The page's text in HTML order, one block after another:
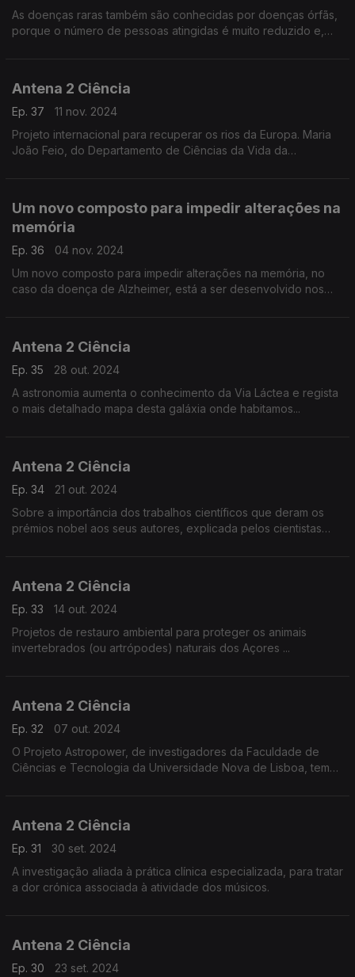
As doenças raras também são conhecidas por doenças órfãs,
porque o número de pessoas atingidas é muito reduzido e,
Antena 2 Ciência
Ep. 37
11 nov. 2024
Projeto internacional para recuperar os rios da Europa. Maria
João Feio, do Departamento de Ciências da Vida da
Um novo composto para impedir alterações na
memória
Ep. 36
04 nov. 2024
Um novo composto para impedir alterações na memória, no
caso da doença de Alzheimer, está a ser desenvolvido nos
Antena 2 Ciência
Ep. 35
28 out. 2024
A astronomia aumenta o conhecimento da Via Láctea e regista
o mais detalhado mapa desta galáxia onde habitamos...
Antena 2 Ciência
Ep. 34
21 out. 2024
Sobre a importância dos trabalhos científicos que deram os
prémios nobel aos seus autores, explicada pelos cientistas
Antena 2 Ciência
Ep. 33
14 out. 2024
Projetos de restauro ambiental para proteger os animais
invertebrados (ou artrópodes) naturais dos Açores ...
Antena 2 Ciência
Ep. 32
07 out. 2024
O Projeto Astropower, de investigadores da Faculdade de
Ciências e Tecnologia da Universidade Nova de Lisboa, tem
Antena 2 Ciência
Ep. 31
30 set. 2024
A investigação aliada à prática clínica especializada, para tratar
a dor crónica associada à atividade dos músicos.
Antena 2 Ciência
Ep. 30
23 set. 2024